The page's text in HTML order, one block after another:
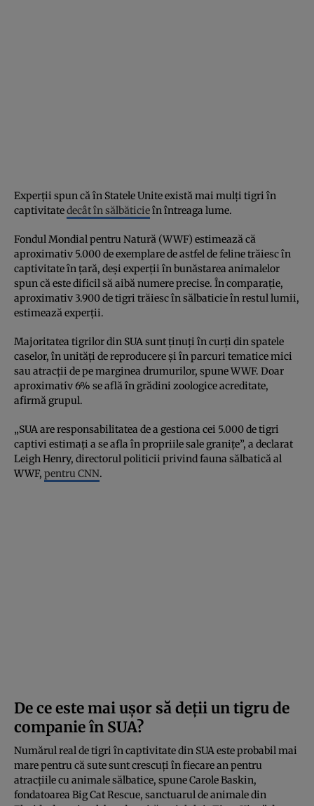
Experții spun că în Statele Unite există mai mulți tigri în
captivitatedecât în sălbăticieîn întreaga lume.
Fondul Mondial pentru Natură (WWF) estimează că
aproximativ 5.000 de exemplare de astfel de feline trăiesc în
captivitate în țară, deși experții în bunăstarea animalelor
spun că este dificil să aibă numere precise. În comparație,
aproximativ 3.900 de tigri trăiesc în sălbaticie în restul lumii,
estimează experții.
Majoritatea tigrilor din SUA sunt ținuți în curți din spatele
caselor, în unități de reproducere și în parcuri tematice mici
sau atracții de pe marginea drumurilor, spune WWF. Doar
aproximativ 6% se află în grădini zoologice acreditate,
afirmă grupul.
„SUA are responsabilitatea de a gestiona cei 5.000 de tigri
captivi estimați a se afla în propriile sale granițe”, a declarat
Leigh Henry, directorul politicii privind fauna sălbatică al
WWF, pentru CNN.
De ce este mai ușor să deții un tigru de
companie în SUA?
Numărul real de tigri în captivitate din SUA este probabil mai
mare pentru că sute sunt crescuți în fiecare an pentru
atracțiile cu animale sălbatice, spune Carole Baskin,
fondatoarea Big Cat Rescue, sanctuarul de animale din